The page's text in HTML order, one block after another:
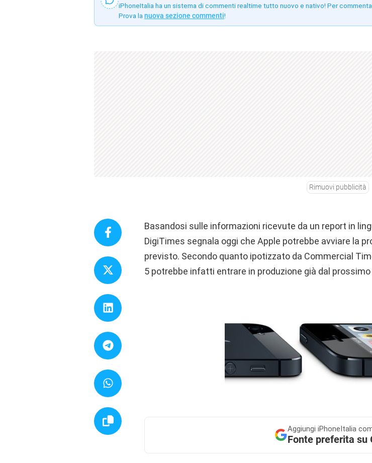
iPhoneItalia ha un sistema di commenti realtime tutto nuovo e nativo! Per
Prova la nuova sezione commenti!
Rimuovi pubblicità
Basandosi sulle informazioni ricevute da un report in
DigiTimes segnala oggi che Apple potrebbe avviare la
previsto. Secondo quanto ipotizzato da Commercial
5 potrebbe infatti entrare in produzione già dal
Aggiungi iPhoneItalia
Fonte preferita su